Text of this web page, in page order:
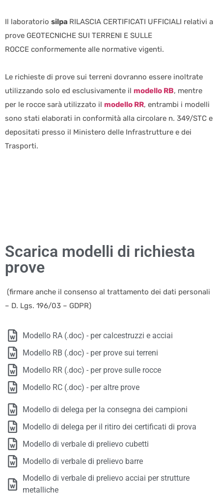
Il laboratorio silpa RILASCIA CERTIFICATI UFFICIALI relativi a
prove GEOTECNICHE SUI TERRENI E SULLE
ROCCE conformemente alle normative vigenti.
Le richieste di prove sui terreni dovranno essere inoltrate
utilizzando solo ed esclusivamente il modello RB, mentre
per le rocce sarà utilizzato il modello RR, entrambi i modelli
sono stati elaborati in conformità alla circolare n. 349/STC e
depositati presso il Ministero delle Infrastrutture e dei
Trasporti.
Scarica modelli di richiesta
prove
(firmare anche il consenso al trattamento dei dati personali
– D. Lgs. 196/03 – GDPR)
Modello RA (.doc) - per calcestruzzi e acciai
Modello RB (.doc) - per prove sui terreni
Modello RR (.doc) - per prove sulle rocce
Modello RC (.doc) - per altre prove
Modello di delega per la consegna dei campioni
Modello di delega per il ritiro dei certificati di prova
Modello di verbale di prelievo cubetti
Modello di verbale di prelievo barre
Modello di verbale di prelievo acciai per strutture
metalliche